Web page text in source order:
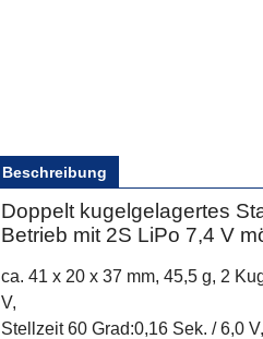
Beschreibung
Doppelt kugelgelagertes
Betrieb mit 2S LiPo 7,4 V
ca. 41 x 20 x 37 mm, 45,5 g, 2
V,
Stellzeit 60 Grad:0,16 Sek. / 6,0